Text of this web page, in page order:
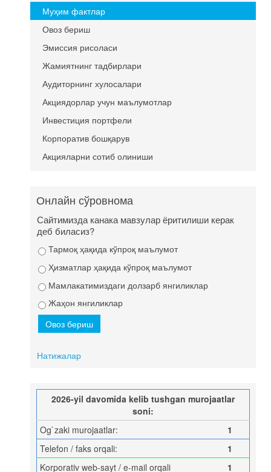
Муҳим фактлар
Овоз бериш
Эмиссия рисоласи
Жамиятнинг тадбирлари
Аудиторнинг хулосалари
Акциядорлар учун маълумотлар
Инвестиция портфели
Корпоратив бошқарув
Акцияларни сотиб олиниши
Онлайн сўровнома
Сайтимизда канака мавзулар ёритилиши керак
деб биласиз?
Тармоқ ҳақида кўпроқ маълумот
Ҳизматлар ҳақида кўпроқ маълумот
Мамлакатимиздаги долзарб янгиликлар
Жаҳон янгиликлар
Натижалар
2026-yil davomida kelib tushgan murojaatlar
soni:
Og`zaki murojaatlar:
1
Telefon / faks orqali:
1
Korporativ web-sayt / e-mail orqali
1